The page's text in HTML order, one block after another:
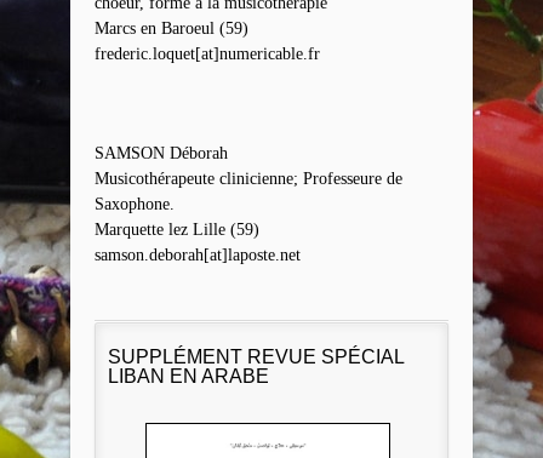
Marcs en Baroeul (59)
frederic.loquet[at]numericable.fr
SAMSON Déborah
Musicothérapeute clinicienne; Professeure de
Saxophone.
Marquette lez Lille (59)
samson.deborah[at]laposte.net
SUPPLÉMENT REVUE SPÉCIAL
LIBAN EN ARABE